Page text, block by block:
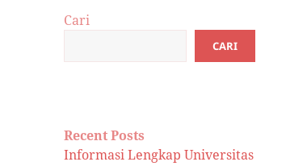
Cari
CARI
Recent Posts
Informasi Lengkap Universitas